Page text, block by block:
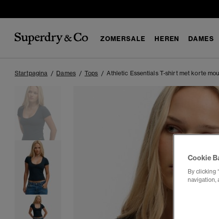
ZOMERSALE HEREN DAMES
Startpagina Dames Tops Athletic Essentials T-shirt met korte
Cookie
By clicking
navigation,